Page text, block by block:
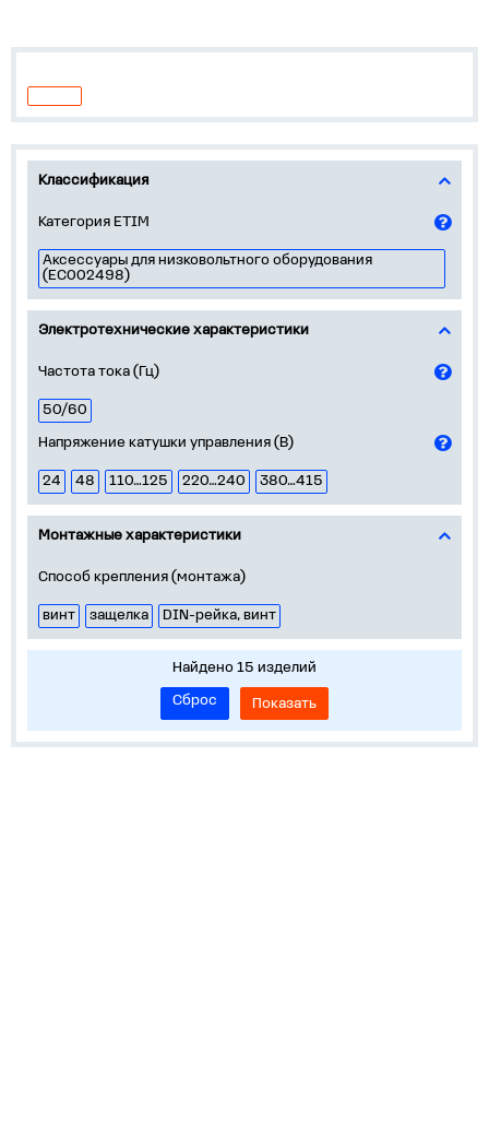
Классификация
Категория ETIM
Аксессуары для низковольтного оборудования
(EC002498)
Электротехнические характеристики
Частота тока (Гц)
50/60
Напряжение катушки управления (В)
24 48 110…125 220…240 380…415
Монтажные характеристики
Способ крепления (монтажа)
винт защелка DIN-рейка, винт
Найдено 15 изделий
Сброс
Показать